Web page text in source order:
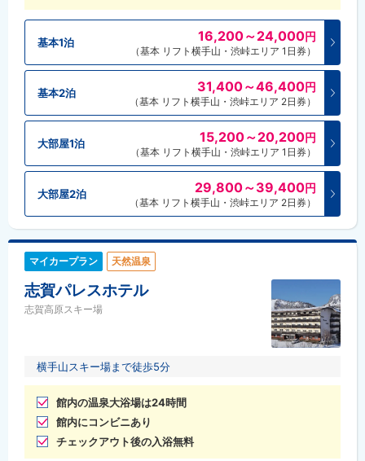
基本1泊 16,200～24,000円
（基本 リフト横手山・渋峠エリア 1日券）
基本2泊 31,400～46,400円
（基本 リフト横手山・渋峠エリア 2日券）
大部屋1泊 15,200～20,200円
（基本 リフト横手山・渋峠エリア 1日券）
大部屋2泊 29,800～39,400円
（基本 リフト横手山・渋峠エリア 2日券）
マイカープラン 天然温泉
志賀パレスホテル
志賀高原スキー場
横手山スキー場まで徒歩5分
館内の温泉大浴場は24時間
館内にコンビニあり
チェックアウト後の入浴無料